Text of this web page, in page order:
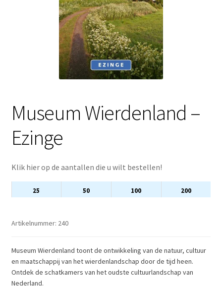
Museum Wierdenland –
Ezinge
Klik hier op de aantallen die u wilt bestellen!
25 50 100 200
Artikelnummer: 240
Museum Wierdenland toont de ontwikkeling van de natuur, cultuur
en maatschappij van het wierdenlandschap door de tijd heen.
Ontdek de schatkamers van het oudste cultuurlandschap van
Nederland.